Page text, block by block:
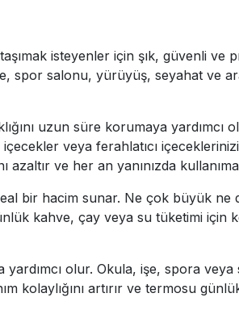
isteyenler için şık, güvenli ve
salonu, yürüyüş, seyahat ve
uzun süre korumaya yardımcı
veya ferahlatıcı
ve her an yanınızda
bir hacim sunar. Ne çok büyük
kahve, çay veya su tüketimi için
yardımcı olur. Okula, işe, spora
kolaylığını artırır ve termosu